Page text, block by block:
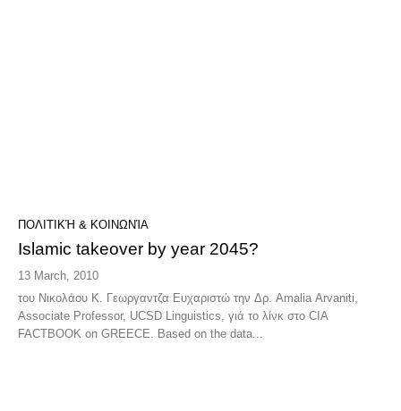
ΠΟΛΙΤΙΚΉ & ΚΟΙΝΩΝΊΑ
Islamic takeover by year 2045?
13 March, 2010
του Νικολάου Κ. Γεωργαντζα Ευχαριστώ την Δρ. Amalia Arvaniti,
Associate Professor, UCSD Linguistics, γιά το λίνκ στο CIA
FACTBOOK on GREECE. Based on the data...